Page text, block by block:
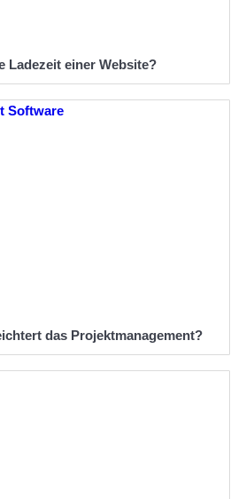
Ladezeit einer Website?
das Projektmanagement?